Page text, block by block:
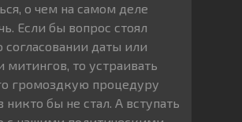
о чем на самом деле
Если бы вопрос стоял
согласовании даты или
митингов, то устраивать
громоздкую процедуру
никто бы не стал. А вступать